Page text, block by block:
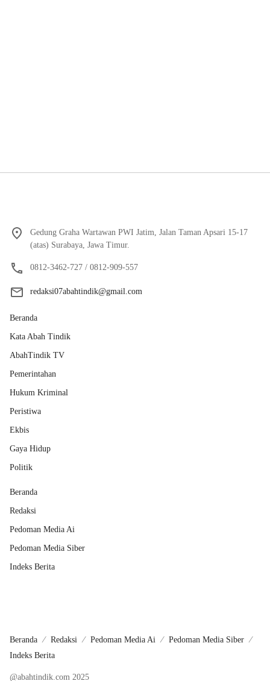
Gedung Graha Wartawan PWI Jatim, Jalan Taman Apsari 15-17
(atas) Surabaya, Jawa Timur.
0812-3462-727 / 0812-909-557
redaksi07abahtindik@gmail.com
Beranda
Kata Abah Tindik
AbahTindik TV
Pemerintahan
Hukum Kriminal
Peristiwa
Ekbis
Gaya Hidup
Politik
Beranda
Redaksi
Pedoman Media Ai
Pedoman Media Siber
Indeks Berita
Beranda Redaksi Pedoman Media Ai
Pedoman Media Siber
Indeks Berita
@abahtindik.com 2025